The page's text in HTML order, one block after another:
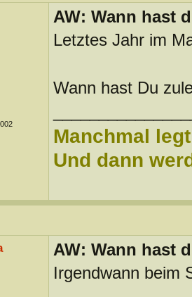
AW: Wann hast
Letztes Jahr im
Wann hast Du
Manchmal
Und dann
AW: Wann hast
Irgendwann beim